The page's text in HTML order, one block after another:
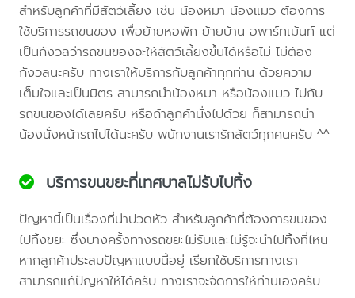
สำหรับลูกค้าที่มีสัตว์เลี้ยง เช่น น้องหมา น้องแมว ต้องการ
ใช้บริการรถขนของ เพื่อย้ายหอพัก ย้ายบ้าน อพาร์ทเม้นท์ แต่
เป็นกังวลว่ารถขนของจะให้สัตว์เลี้ยงขึ้นได้หรือไม่ ไม่ต้อง
กังวลนะครับ ทางเราให้บริการกับลูกค้าทุกท่าน ด้วยความ
เต็มใจและเป็นมิตร สามารถนำน้องหมา หรือน้องแมว ไปกับ
รถขนของได้เลยครับ หรือถ้าลูกค้านั่งไปด้วย ก็สามารถนำ
น้องนั่งหน้ารถไปได้นะครับ พนักงานเรารักสัตว์ทุกคนครับ ^^
บริการขนขยะที่เทศบาลไม่รับไปทิ้ง
ปัญหานี้เป็นเรื่องที่น่าปวดหัว สำหรับลูกค้าที่ต้องการขนของ
ไปทิ้งขยะ ซึ่งบางครั้งทางรถขยะไม่รับและไม่รู้จะนำไปทิ้งที่ไหน
หากลูกค้าประสบปัญหาแบบนี้อยู่ เรียกใช้บริการทางเรา
สามารถแก้ปัญหาให้ได้ครับ ทางเราจะจัดการให้ท่านเองครับ